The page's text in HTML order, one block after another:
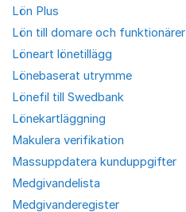
Lön Plus
Lön till domare och funktionärer
Löneart lönetillägg
Lönebaserat utrymme
Lönefil till Swedbank
Lönekartläggning
Makulera verifikation
Massuppdatera kunduppgifter
Medgivandelista
Medgivanderegister